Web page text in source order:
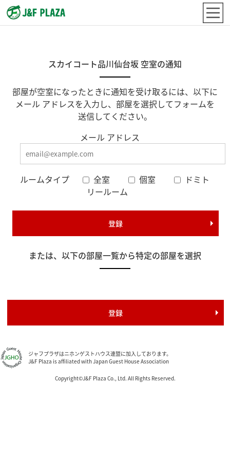
スカイコート品川仙台坂 空室の通知
部屋が空室になったときに通知を受け取るには、以下に
メール アドレスを入力し、部屋を選択してフォームを
送信してください。
メール アドレス
ルームタイプ 全室 個室
ドミト
リールーム
または、以下の部屋一覧から特定の部屋を選択
ジャフプラザはニホンゲストハウス連盟に加入しております。
J&F Plaza is affiliated with Japan Guest House Association
Copyright©J&F Plaza Co., Ltd. All Rights Reserved.